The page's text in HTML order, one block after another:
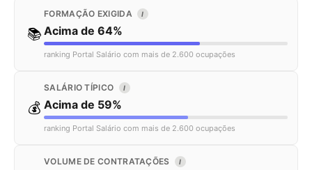
📚
FORMAÇÃO EXIGIDA I
Acima de 64%
ranking Portal Salário com mais de 2.600 ocupações
💰
SALÁRIO TÍPICO I
Acima de 59%
ranking Portal Salário com mais de 2.600 ocupações
VOLUME DE CONTRATAÇÕES I